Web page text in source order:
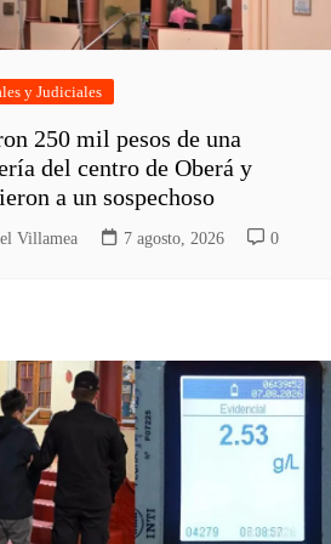
y Judiciales
250 mil pesos de una
del centro de Oberá y
a un sospechoso
Villamea 7 agosto, 2026 0